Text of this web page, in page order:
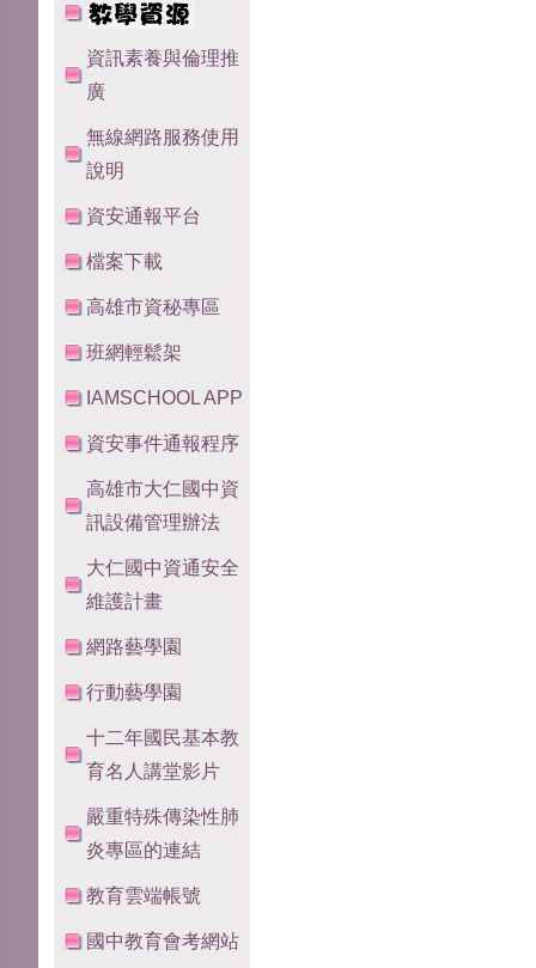
資訊素養與倫理推
廣
無線網路服務使用
說明
資安通報平台
檔案下載
高雄市資秘專區
班網輕鬆架
IAMSCHOOL APP
資安事件通報程序
高雄市大仁國中資
訊設備管理辦法
大仁國中資通安全
維護計畫
網路藝學園
行動藝學園
十二年國民基本教
育名人講堂影片
嚴重特殊傳染性肺
炎專區的連結
教育雲端帳號
國中教育會考網站